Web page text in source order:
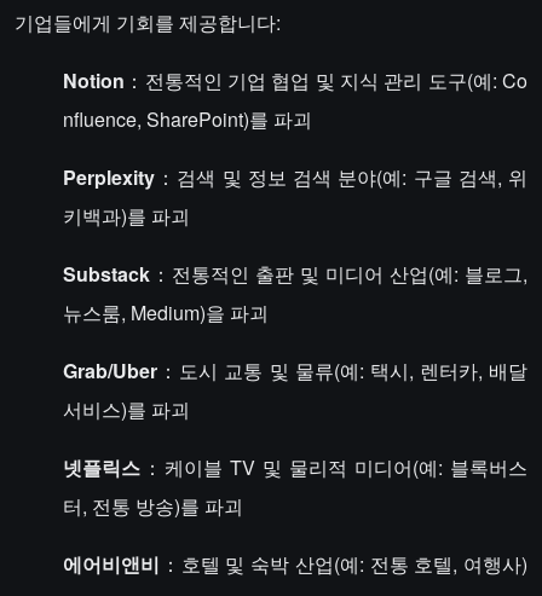
기업들에게 기회를 제공합니다:
Notion ：전통적인 기업 협업 및 지식 관리 도구(예: Co
nfluence, SharePoint)를 파괴
Perplexity ：검색 및 정보 검색 분야(예: 구글 검색, 위
키백과)를 파괴
Substack ：전통적인 출판 및 미디어 산업(예: 블로그,
뉴스룸, Medium)을 파괴
Grab/Uber ：도시 교통 및 물류(예: 택시, 렌터카, 배달
서비스)를 파괴
넷플릭스 ：케이블 TV 및 물리적 미디어(예: 블록버스
터, 전통 방송)를 파괴
에어비앤비 ：호텔 및 숙박 산업(예: 전통 호텔, 여행사)